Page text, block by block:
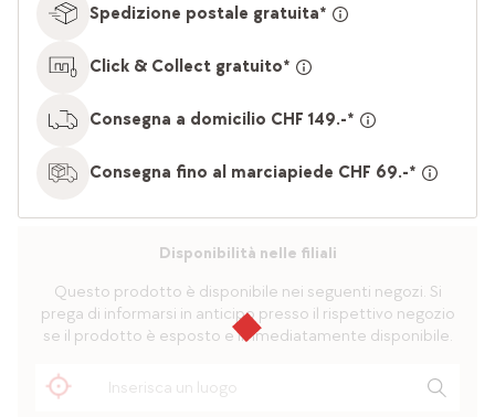
Spedizione postale gratuita*
Click & Collect gratuito*
Consegna a domicilio CHF 149.-*
Consegna fino al marciapiede CHF 69.-*
Disponibilità nelle filiali
Questo prodotto è disponibile nei seguenti negozi. Si
prega di informarsi in anticipo presso il rispettivo negozio
se il prodotto è esposto e immediatamente disponibile.